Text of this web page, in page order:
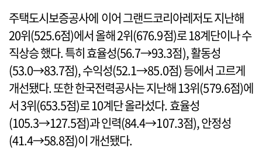
주택도시보증공사에 이어 그랜드코리아레저도 지난해
20위(525.6점)에서 올해 2위(676.9점)로 18계단이나 수
직상승 했다. 특히 효율성(56.7→93.3점), 활동성
(53.0→83.7점), 수익성(52.1→85.0점) 등에서 고르게
개선됐다. 또한 한국전력공사는 지난해 13위(579.6점)에
서 3위(653.5점)로 10계단 올라섰다. 효율성
(105.3→127.5점)과 인력(84.4→107.3점), 안정성
(41.4→58.8점)이 개선됐다.